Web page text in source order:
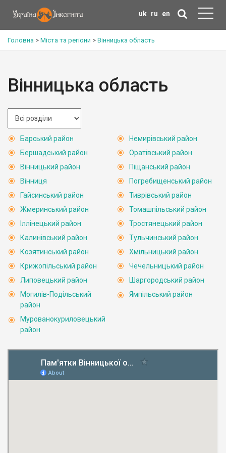
uk ru en
Головна > Міста та регіони > Вінницька область
Вінницька область
Барський район
Бершадський район
Вінницький район
Вінниця
Гайсинський район
Жмеринський район
Іллінецький район
Калинівський район
Козятинський район
Крижопільський район
Липовецький район
Могилів-Подільський
район
Мурованокуриловецький
район
Немирівський район
Оратівський район
Піщанський район
Погребищенський район
Тиврівський район
Томашпільський район
Тростянецький район
Тульчинський район
Хмільницький район
Чечельницький район
Шаргородський район
Ямпільський район